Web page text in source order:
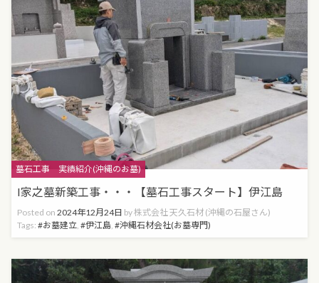
Categories
墓石工事 実績紹介(沖縄のお墓)
I家之墓新築工事・・・【墓石工事スタート】伊江島
Posted on 2024年12月24日 by株式会社 天久石材 (沖縄の石屋さん)
Tags:
お墓建立, 伊江島, 沖縄石材会社(お墓専門)